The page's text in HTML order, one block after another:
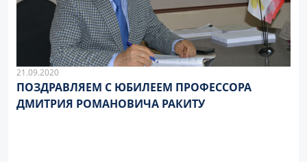
21.09.2020
ПОЗДРАВЛЯЕМ С ЮБИЛЕЕМ ПРОФЕССОРА
ДМИТРИЯ РОМАНОВИЧА РАКИТУ